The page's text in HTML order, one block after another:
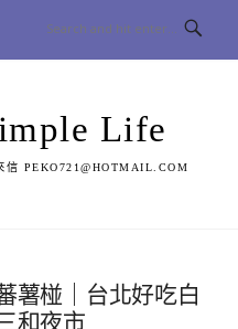
Life
PEKO721@HOTMAIL.COM
薯椪｜台北好吃白
和夜市